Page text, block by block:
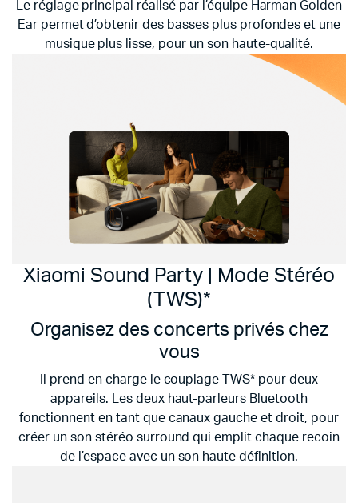
Le réglage principal réalisé par l’équipe Harman Golden
Ear permet d’obtenir des basses plus profondes et une
musique plus lisse, pour un son haute-qualité.
Xiaomi Sound Party | Mode Stéréo
(TWS)*
Organisez des concerts privés chez
vous
Il prend en charge le couplage TWS* pour deux
appareils. Les deux haut-parleurs Bluetooth
fonctionnent en tant que canaux gauche et droit, pour
créer un son stéréo surround qui emplit chaque recoin
de l’espace avec un son haute définition.